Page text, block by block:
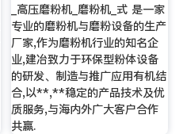
_高压磨粉机_磨粉机_式 是一家
专业的磨粉机与磨粉设备的生产
厂家,作为磨粉机行业的知名企
业,建冶致力于环保型粉体设备
的研发、制造与推广应用有机结
合,以**,**稳定的产品技术及优
质服务,与海内外广大客户合作
共赢.